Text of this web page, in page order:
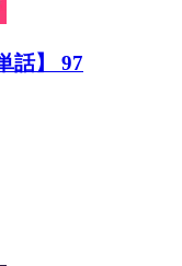
話】 97